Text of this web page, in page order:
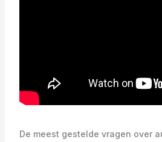
De meest gestelde vragen over